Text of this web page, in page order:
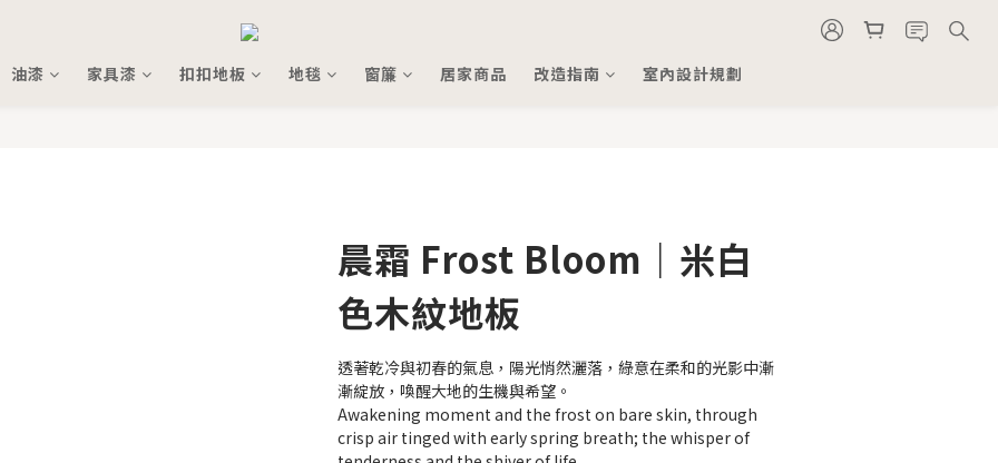
油漆 家具漆 扣扣地板 地毯 窗簾 居家商品 改造指南 室內設計規劃
晨霜 Frost Bloom｜米白
色木紋地板
透著乾冷與初春的氣息，陽光悄然灑落，綠意在柔和的光影中漸
漸綻放，喚醒大地的生機與希望。
Awakening moment and the frost on bare skin, through
crisp air tinged with early spring breath; the whisper of